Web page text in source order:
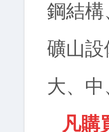
鋼結
礦山
大、
凡購